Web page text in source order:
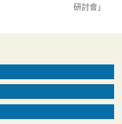
研討會」